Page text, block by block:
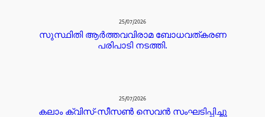
25/07/2026
സുസ്ഥിതി ആർത്തവവിരാമ ബോധവത്കരണ
പരിപാടി നടത്തി.
25/07/2026
കലാം ക്വിസ്-സീസൺ സെവൻ സംഘടിപ്പിച്ചു